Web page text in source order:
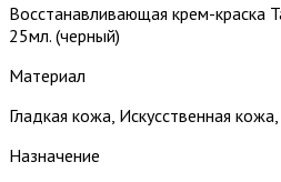
Восстанавливающая крем-краска
25мл. (черный)
Материал
Гладкая кожа, Искусственная
Назначение